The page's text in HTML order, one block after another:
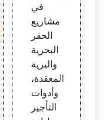
في
مشاريع
الحفر
البحرية
والبرية
المعقدة،
وأدوات
التأجير